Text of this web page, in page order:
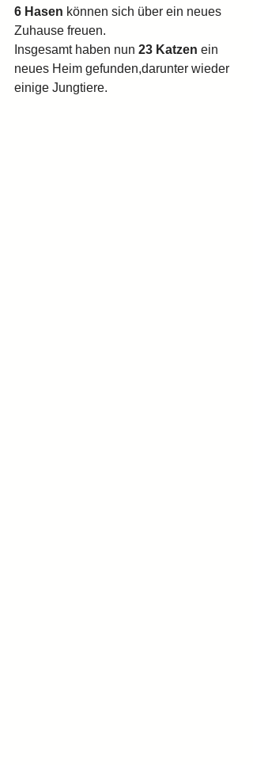
6 Hasen können sich über ein neues
Zuhause freuen.
Insgesamt haben nun 23 Katzen ein
neues Heim gefunden,darunter wieder
einige Jungtiere.